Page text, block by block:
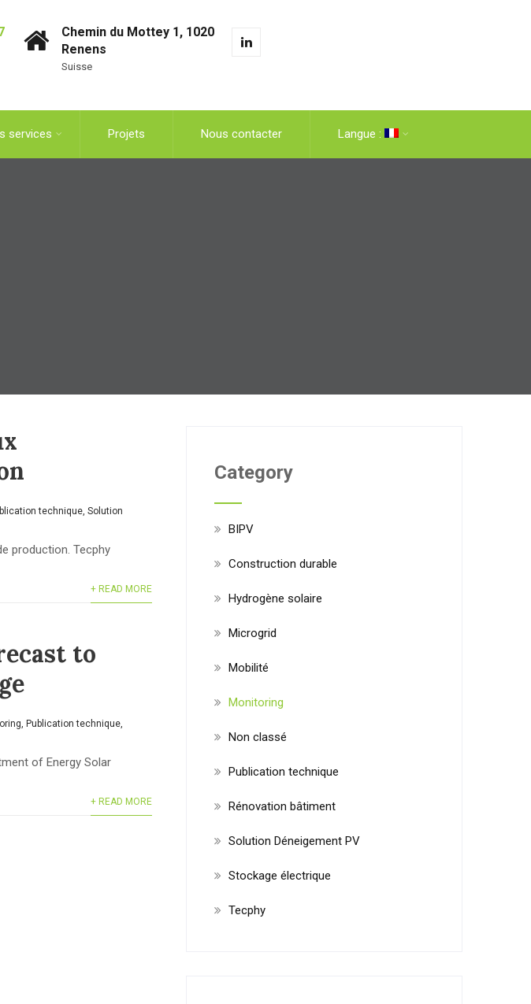
Chemin du Mottey 1, 1020
Renens
Suisse
services Projets Nous contacter Langue :
technique Solution
production. Tecphy
+ READ MORE
to
,Publication technique
of Energy Solar
+ READ MORE
Category
BIPV
Construction durable
Hydrogène solaire
Microgrid
Mobilité
Monitoring
Non classé
Publication technique
Rénovation bâtiment
Solution Déneigement PV
Stockage électrique
Tecphy